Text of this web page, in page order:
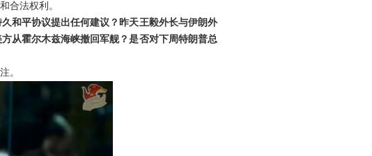
合法权利。
和平协议提出任何建议？昨天王毅外长与伊朗外
从霍尔木兹海峡撤回军舰？是否对下周特朗普总
。